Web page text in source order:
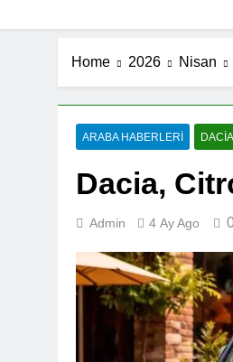
Home 2026 Nisan
ARABA HABERLERI DACIA
Dacia,
Admin 4 Ay Ago